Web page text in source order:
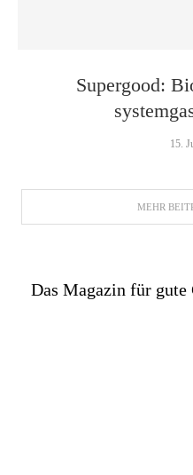
Supergood:
15.
MEHR
Das Magazin für gute